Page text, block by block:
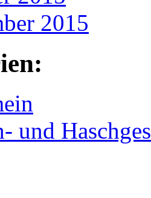
2015
und